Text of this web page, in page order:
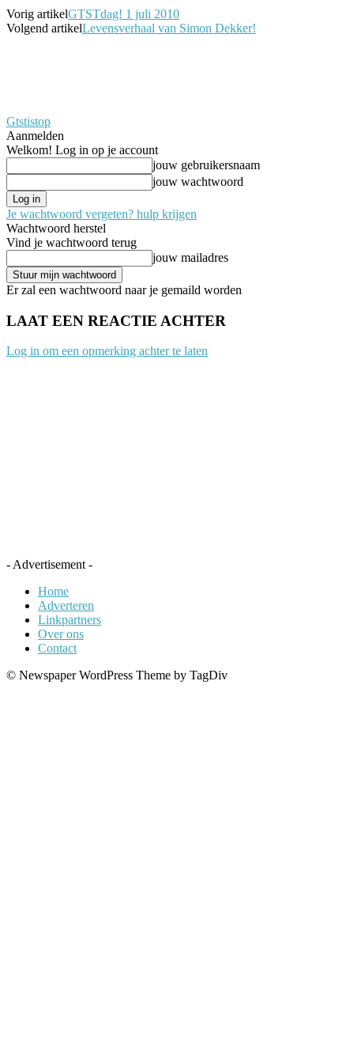
Vorig artikelGTSTdag! 1 juli 2010
Volgend artikelLevensverhaal van Simon Dekker!
Gtstistop
Aanmelden
Welkom! Log in op je account
jouw gebruikersnaam
jouw wachtwoord
Je wachtwoord vergeten? hulp krijgen
Wachtwoord herstel
Vind je wachtwoord terug
jouw mailadres
Er zal een wachtwoord naar je gemaild worden
LAAT EEN REACTIE ACHTER
Log in om een opmerking achter te laten
- Advertisement -
Home
Adverteren
Linkpartners
Over ons
Contact
© Newspaper WordPress Theme by TagDiv